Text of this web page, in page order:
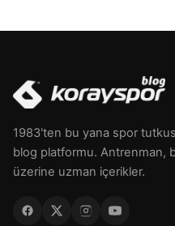
1983'ten bu yana spor
blog platformu. Antrenman,
üzerine uzman içerikler.